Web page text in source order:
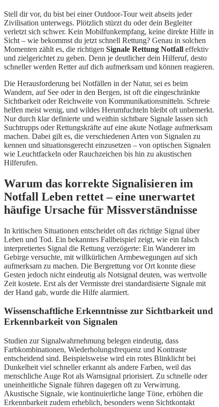
Stell dir vor, du bist bei einer Outdoor-Tour weit abseits jeder
Zivilisation unterwegs. Plötzlich stürzt du oder dein Begleiter
verletzt sich schwer. Kein Mobilfunkempfang, keine direkte Hilfe in
Sicht – wie bekommst du jetzt schnell Rettung? Genau in solchen
Momenten zählt es, die richtigen Signale Rettung Notfall effektiv
und zielgerichtet zu geben. Denn je deutlicher dein Hilferuf, desto
schneller werden Retter auf dich aufmerksam und können reagieren.
Die Herausforderung bei Notfällen in der Natur, sei es beim
Wandern, auf See oder in den Bergen, ist oft die eingeschränkte
Sichtbarkeit oder Reichweite von Kommunikationsmitteln. Schreie
helfen meist wenig, und wildes Herumfuchteln bleibt oft unbemerkt.
Nur durch klar definierte und weithin sichtbare Signale lassen sich
Suchtrupps oder Rettungskräfte auf eine akute Notlage aufmerksam
machen. Dabei gilt es, die verschiedenen Arten von Signalen zu
kennen und situationsgerecht einzusetzen – von optischen Signalen
wie Leuchtfackeln oder Rauchzeichen bis hin zu akustischen
Hilferufen.
Warum das korrekte Signalisieren im
Notfall Leben rettet – eine unerwartet
häufige Ursache für Missverständnisse
In kritischen Situationen entscheidet oft das richtige Signal über
Leben und Tod. Ein bekanntes Fallbeispiel zeigt, wie ein falsch
interpretiertes Signal die Rettung verzögerte: Ein Wanderer im
Gebirge versuchte, mit willkürlichen Armbewegungen auf sich
aufmerksam zu machen. Die Bergrettung vor Ort konnte diese
Gesten jedoch nicht eindeutig als Notsignal deuten, was wertvolle
Zeit kostete. Erst als der Vermisste drei standardisierte Signale mit
der Hand gab, wurde die Hilfe alarmiert.
Wissenschaftliche Erkenntnisse zur Sichtbarkeit und
Erkennbarkeit von Signalen
Studien zur Signalwahrnehmung belegen eindeutig, dass
Farbkombinationen, Wiederholungsfrequenz und Kontraste
entscheidend sind. Beispielsweise wird ein rotes Blinklicht bei
Dunkelheit viel schneller erkannt als andere Farben, weil das
menschliche Auge Rot als Warnsignal priorisiert. Zu schnelle oder
uneinheitliche Signale führen dagegen oft zu Verwirrung.
Akustische Signale, wie kontinuierliche lange Töne, erhöhen die
Erkennbarkeit zudem erheblich, besonders wenn Sichtkontakt